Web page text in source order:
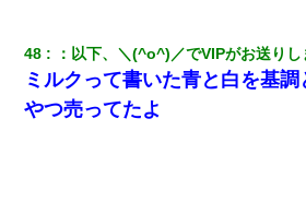
48 ： 以下、＼(^o^)／でVIPがお送りし
ミルクって書いた青と白を基
やつ売ってたよ